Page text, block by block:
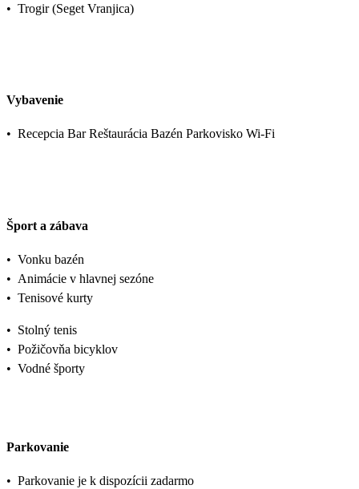
• Trogir (Seget Vranjica)
Vybavenie
• Recepcia Bar Reštaurácia Bazén Parkovisko Wi-Fi
Šport a zábava
• Vonku bazén
• Animácie v hlavnej sezóne
• Tenisové kurty
• Stolný tenis
• Požičovňa bicyklov
• Vodné športy
Parkovanie
• Parkovanie je k dispozícii zadarmo